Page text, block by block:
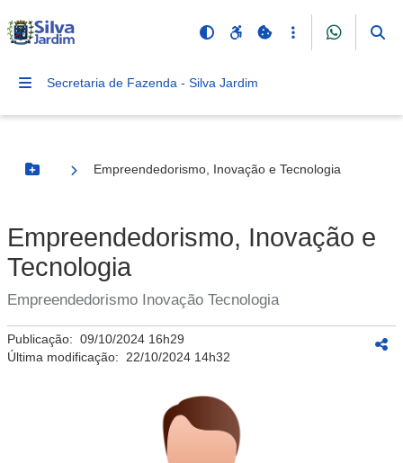
Secretaria de Fazenda - Silva Jardim
Botão Menu
Empreendedorismo, Inovação e Tecnologia
Empreendedorismo, Inovação e
Tecnologia
Empreendedorismo Inovação Tecnologia
Publicação: 09/10/2024 16h29
Última modificação: 22/10/2024 14h32